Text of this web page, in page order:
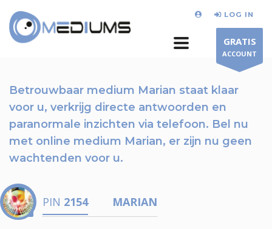
LOG IN
GRATIS
ACCOUNT
Betrouwbaar medium Marian staat klaar
voor u, verkrijg directe antwoorden en
paranormale inzichten via telefoon. Bel nu
met online medium Marian, er zijn nu geen
wachtenden voor u.
PIN 2154 MARIAN